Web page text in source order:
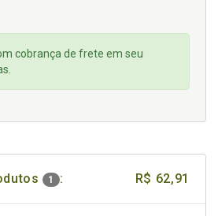
cobrança de frete em seu
1 : R$ 62,91